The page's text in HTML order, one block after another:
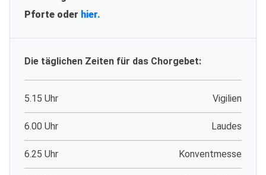
Pforte oder hier.
Die täglichen Zeiten für das Chorgebet:
5.15 Uhr Vigilien
6.00 Uhr Laudes
6.25 Uhr Konventmesse